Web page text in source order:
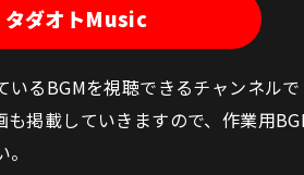
タダオトMusic
いるBGMを視聴できるチャンネルで
も掲載していきますので、作業用